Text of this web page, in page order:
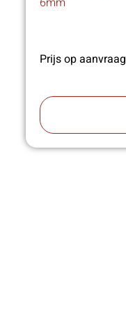
Prijs op aanvraag